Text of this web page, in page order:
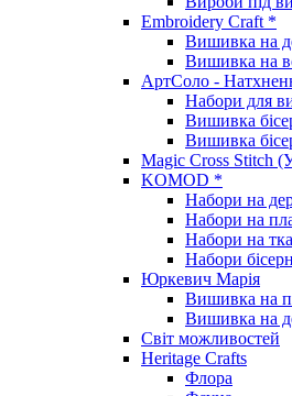
Embroidery Craft *
Вишивка на
Вишивка на
АртСоло -
Набори для
Вишивка
Вишивка
Magic Cross Stitch
KOMOD *
Набори на
Набори на
Набори на
Набори
Юркевич Марія
Вишивка на
Вишивка на
Світ можливостей
Heritage Crafts
Флора